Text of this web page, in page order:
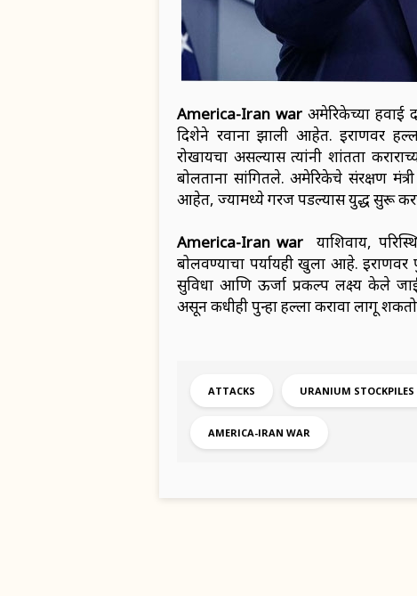
America-Iran warअमेरिकेच्या हवाई
दिशेने रवाना झाली आहेत. इराणवर
रोखायचा असल्यास त्यांनी शांतता
बोलताना सांगितले. अमेरिकेचे संरक्षण
आहेत, ज्यामध्ये गरज पडल्यास युद्ध सुरू
America-Iran warयाशिवाय,
बोलवण्याचा पर्यायही खुला आहे.
सुविधा आणि ऊर्जा प्रकल्प लक्ष्य केले
असून कधीही पुन्हा हल्ला करावा लागू
ATTACKS URANIUM STOCKPILES
AMERICA-IRAN WAR